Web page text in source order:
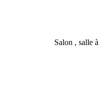
Salon , salle à